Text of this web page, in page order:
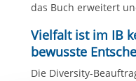
das Buch erweitert
Vielfalt ist im IB
bewusste
Die Diversity-